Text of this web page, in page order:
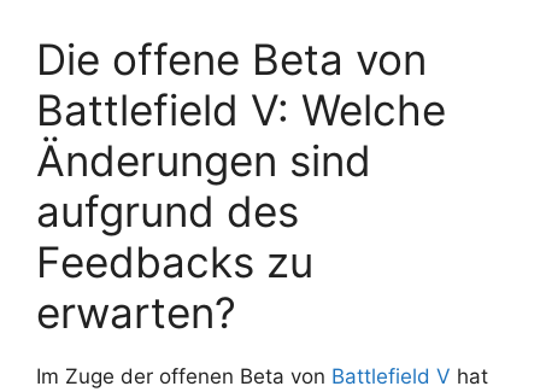
Die offene Beta von
Battlefield V: Welche
Änderungen sind
aufgrund des
Feedbacks zu
erwarten?
Im Zuge der offenen Beta von Battlefield V hat